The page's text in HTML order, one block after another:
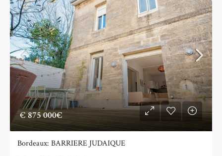
€875 000€
Bordeaux: BARRIERE JUDAIQUE